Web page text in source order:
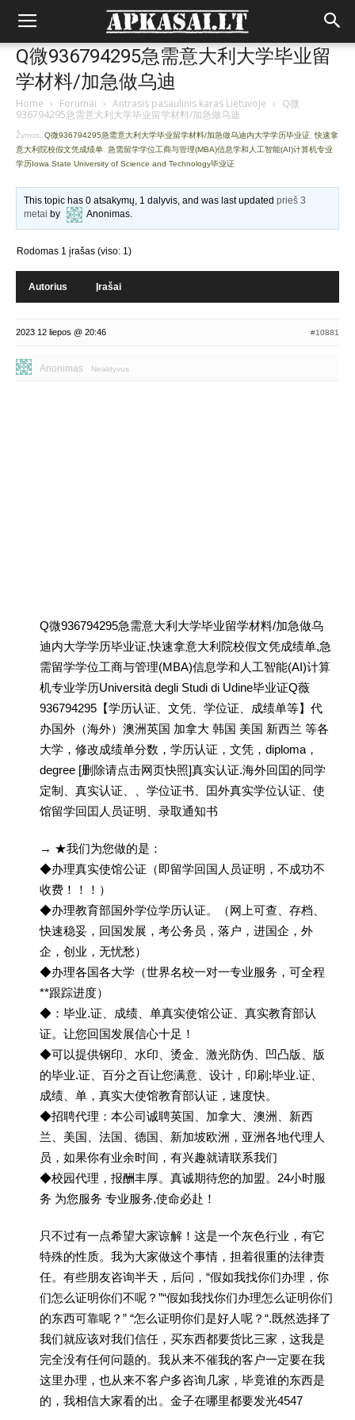
Q微936794295急需意大利大学毕业留
学材料/加急做乌迪
Home › Forumai › Antrasis pasaulinis karas Lietuvoje › Q微
936794295急需意大利大学毕业留学材料/加急做乌迪
Žymos: Q微936794295急需意大利大学毕业留学材料/加急做乌迪内大学学历毕业证 快速拿
意大利院校假文凭成绩单 急需留学学位工商与管理(MBA)信息学和人工智能(AI)计算机专业
学历Iowa State University of Science and Technology毕业证
This topic has 0 atsakymų, 1 dalyvis, and was last updatedprieš 3
metai by Anonimas.
Rodomas 1 įrašas (viso: 1)
Autorius Įrašai
2023 12 liepos @ 20:46 #10881
Anonimas Neaktyvus
Q微936794295急需意大利大学毕业留学材料/加急做乌
迪内大学学历毕业证,快速拿意大利院校假文凭成绩单,急
需留学学位工商与管理(MBA)信息学和人工智能(AI)计算
机专业学历Università degli Studi di Udine毕业证Q薇
936794295【学历认证、文凭、学位证、成绩单等】代
办国外（海外）澳洲英国 加拿大 韩国 美国 新西兰 等各
大学，修改成绩单分数，学历认证，文凭，diploma，
degree [删除请点击网页快照]真实认证.海外回囯的同学
定制、真实认证、、学位证书、囯外真实学位认证、使
馆留学回囯人员证明、录取通知书
→ ★我们为您做的是：
◆办理真实使馆公证（即留学回国人员证明，不成功不
收费！！！）
◆办理教育部国外学位学历认证。（网上可查、存档、
快速稳妥，回国发展，考公务员，落户，进国企，外
企，创业，无忧愁）
◆办理各国各大学（世界名校一对一专业服务，可全程
**跟踪进度）
◆：毕业.证、成绩、单真实使馆公证、真实教育部认
证。让您回国发展信心十足！
◆可以提供钢印、水印、烫金、激光防伪、凹凸版、版
的毕业.证、百分之百让您满意、设计，印刷;毕业.证、
成绩、单，真实大使馆教育部认证，速度快。
◆招聘代理：本公司诚聘英国、加拿大、澳洲、新西
兰、美国、法国、德国、新加坡欧洲，亚洲各地代理人
员，如果你有业余时间，有兴趣就请联系我们
◆校园代理，报酬丰厚。真诚期待您的加盟。24小时服
务 为您服务 专业服务,使命必赴！
只不过有一点希望大家谅解！这是一个灰色行业，有它
特殊的性质。我为大家做这个事情，担着很重的法律责
任。有些朋友咨询半天，后问，“假如我找你们办理，你
们怎么证明你们不呢？”“假如我找你们办理怎么证明你们
的东西可靠呢？” “怎么证明你们是好人呢？“.既然选择了
我们就应该对我们信任，买东西都要货比三家，这我是
完全没有任何问题的。我从来不催我的客户一定要在我
这里办理，也从来不客户多咨询几家，毕竟谁的东西是
的，我相信大家看的出。金子在哪里都要发光4547